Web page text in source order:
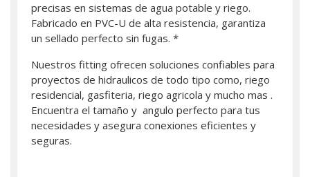
precisas en sistemas de agua potable y riego.
Fabricado en PVC-U de alta resistencia, garantiza
un sellado perfecto sin fugas. *
Nuestros fitting ofrecen soluciones confiables para
proyectos de hidraulicos de todo tipo como, riego
residencial, gasfiteria, riego agricola y mucho mas .
Encuentra el tamaño y angulo perfecto para tus
necesidades y asegura conexiones eficientes y
seguras.